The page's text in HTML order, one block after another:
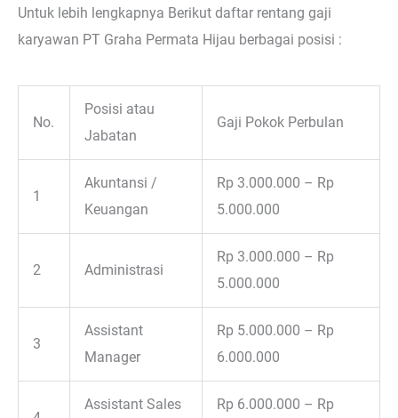
Untuk lebih lengkapnya Berikut daftar rentang gaji
karyawan PT Graha Permata Hijau berbagai posisi :
No.
Posisi atau
Jabatan
Gaji Pokok Perbulan
1
Akuntansi /
Keuangan
Rp 3.000.000 – Rp
5.000.000
2 Administrasi
Rp 3.000.000 – Rp
5.000.000
3
Assistant
Manager
Rp 5.000.000 – Rp
6.000.000
Assistant Sales Rp 6.000.000 – Rp